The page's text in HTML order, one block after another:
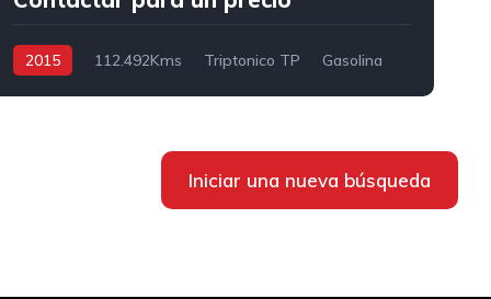
2015 112.492Kms Triptonico TP
Gasolina
Iniciar una nueva búsqueda